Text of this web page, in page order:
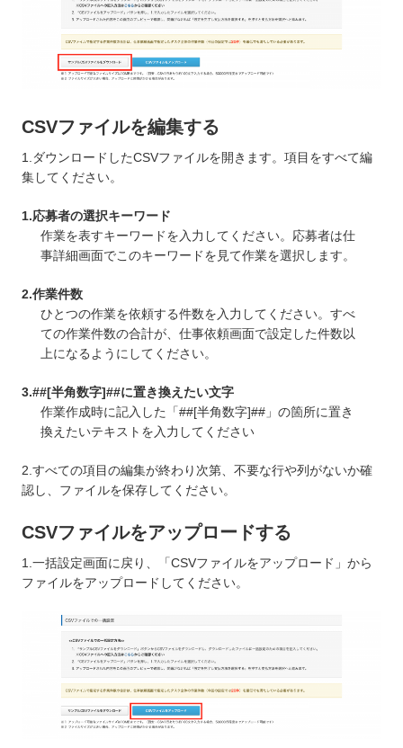
CSVファイルを編集する
1.ダウンロードしたCSVファイルを開きます。項目をすべて編
集してください。
1.応募者の選択キーワード
作業を表すキーワードを入力してください。応募者は仕
事詳細画面でこのキーワードを見て作業を選択します。
2.作業件数
ひとつの作業を依頼する件数を入力してください。すべ
ての作業件数の合計が、仕事依頼画面で設定した件数以
上になるようにしてください。
3.##[半角数字]##に置き換えたい文字
作業作成時に記入した「##[半角数字]##」の箇所に置き
換えたいテキストを入力してください
2.すべての項目の編集が終わり次第、不要な行や列がないか確
認し、ファイルを保存してください。
CSVファイルをアップロードする
1.一括設定画面に戻り、「CSVファイルをアップロード」から
ファイルをアップロードしてください。